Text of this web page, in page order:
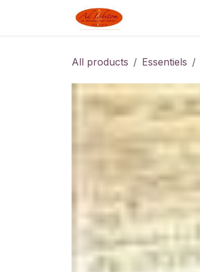
All products Essentiels